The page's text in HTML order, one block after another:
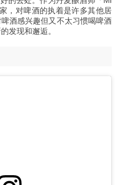
，对啤酒的执着是许多其他居
酒感兴趣但又不太习惯喝啤酒
发现和邂逅。